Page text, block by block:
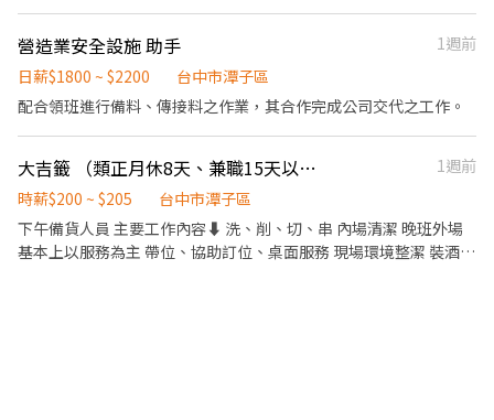
設備與環境清潔以維護商店形象 5.其他店長、副店長交辦事項 排班
制，各班時段： 早班：07:00~15:00 中班：15:00~23:00 夜班：
23:00~07:00 (可能依當區需求，支援其他門市) 歡迎對便利商店之工
五08：30~17：30
營造業安全設施 助手
1週前
日薪$1800 ~ $2200
台中市潭子區
配合領班進行備料、傳接料之作業，其合作完成公司交代之工作。
大吉籤 （類正月休8天、兼職15天以上）下午備貨人員、晚班外場人員
1週前
時薪$200 ~ $205
台中市潭子區
下午備貨人員 主要工作內容⬇️ 洗、削、切、串 內場清潔 晚班外場
基本上以服務為主 帶位、協助訂位、桌面服務 現場環境整潔 裝酒、